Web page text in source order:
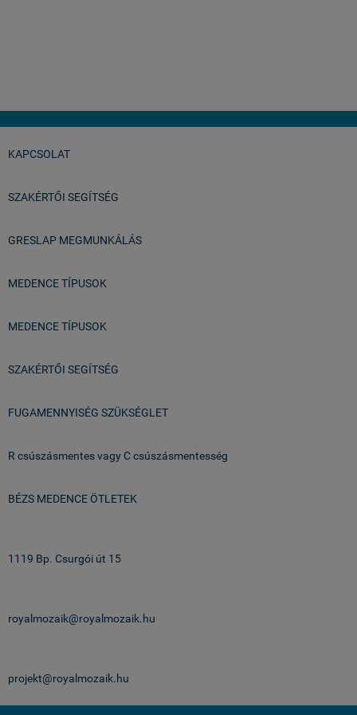
KAPCSOLAT
SZAKÉRTŐI SEGÍTSÉG
GRESLAP MEGMUNKÁLÁS
MEDENCE TÍPUSOK
MEDENCE TÍPUSOK
SZAKÉRTŐI SEGÍTSÉG
FUGAMENNYISÉG SZÜKSÉGLET
R csúszásmentes vagy C csúszásmentesség
BÉZS MEDENCE ÖTLETEK
1119 Bp. Csurgói út 15
royalmozaik@royalmozaik.hu
projekt@royalmozaik.hu